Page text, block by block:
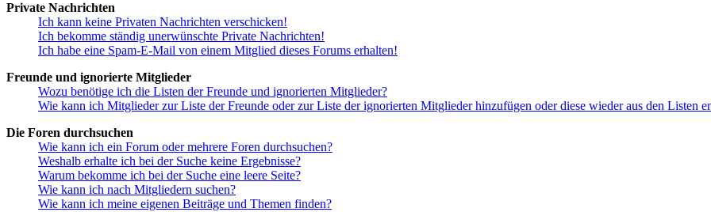
Private Nachrichten
Ich kann keine Privaten Nachrichten verschicken!
Ich bekomme ständig unerwünschte Private Nachrichten!
Ich habe eine Spam-E-Mail von einem Mitglied dieses Forums erhalten!
Freunde und ignorierte Mitglieder
Wozu benötige ich die Listen der Freunde und ignorierten Mitglieder?
Wie kann ich Mitglieder zur Liste der Freunde oder zur Liste der ignorierten Mitglieder hinzufügen oder diese wieder aus den Listen
Die Foren durchsuchen
Wie kann ich ein Forum oder mehrere Foren durchsuchen?
Weshalb erhalte ich bei der Suche keine Ergebnisse?
Warum bekomme ich bei der Suche eine leere Seite?
Wie kann ich nach Mitgliedern suchen?
Wie kann ich meine eigenen Beiträge und Themen finden?